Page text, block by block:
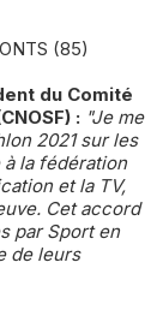
(85)
du Comité
: "Je me
2021 sur les
la fédération
et la TV,
Cet accord
par Sport en
de leurs